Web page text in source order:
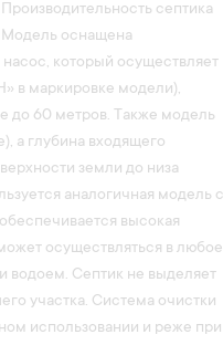
септика
Модель оснащена
который осуществляет
в маркировке модели),
до 60 метров. Также модель
а глубина входящего
земли до низа
аналогичная модель с
высокая
осуществляться в любое
водоем. Септик не выделяет
участка. Система очистки
использовании и реже при